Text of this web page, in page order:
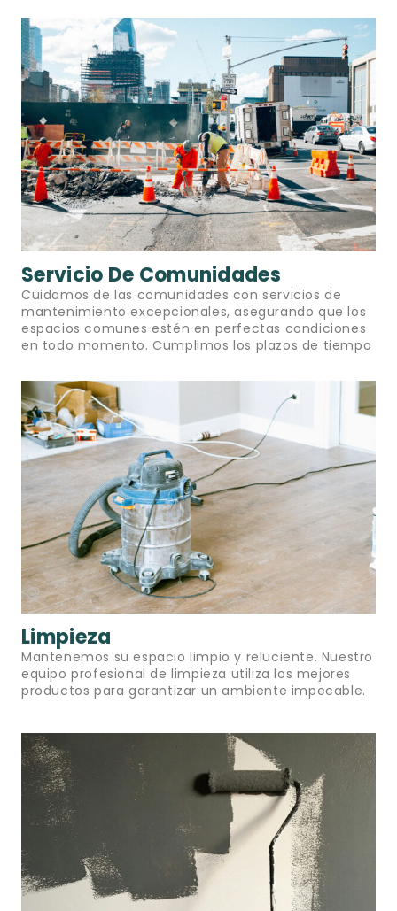
Servicio De Comunidades
Cuidamos de las comunidades con servicios de
mantenimiento excepcionales, asegurando que los
espacios comunes estén en perfectas condiciones
en todo momento. Cumplimos los plazos de tiempo
Limpieza
Mantenemos su espacio limpio y reluciente. Nuestro
equipo profesional de limpieza utiliza los mejores
productos para garantizar un ambiente impecable.